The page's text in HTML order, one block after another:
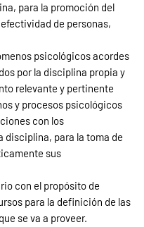
para la promoción del
de personas,
psicológicos acordes
por la disciplina propia y
relevante y pertinente
y procesos psicológicos
con los
disciplina, para la toma de
sus
con el propósito de
para la definición de las
se va a proveer.